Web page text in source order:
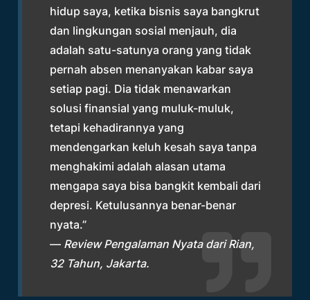
hidup saya, ketika bisnis saya bangkrut
dan lingkungan sosial menjauh, dia
adalah satu-satunya orang yang tidak
pernah absen menanyakan kabar saya
setiap pagi. Dia tidak menawarkan
solusi finansial yang muluk-muluk,
tetapi kehadirannya yang
mendengarkan keluh kesah saya tanpa
menghakimi adalah alasan utama
mengapa saya bisa bangkit kembali dari
depresi. Ketulusannya benar-benar
nyata.”
— Review Pengalaman Nyata dari Rian,
32 Tahun, Jakarta.